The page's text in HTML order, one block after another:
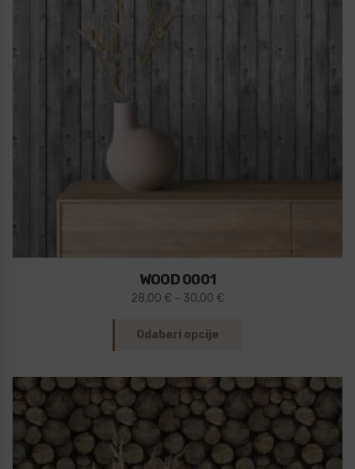
WOOD 0001
28,00 € – 30,00 €
Odaberi opcije